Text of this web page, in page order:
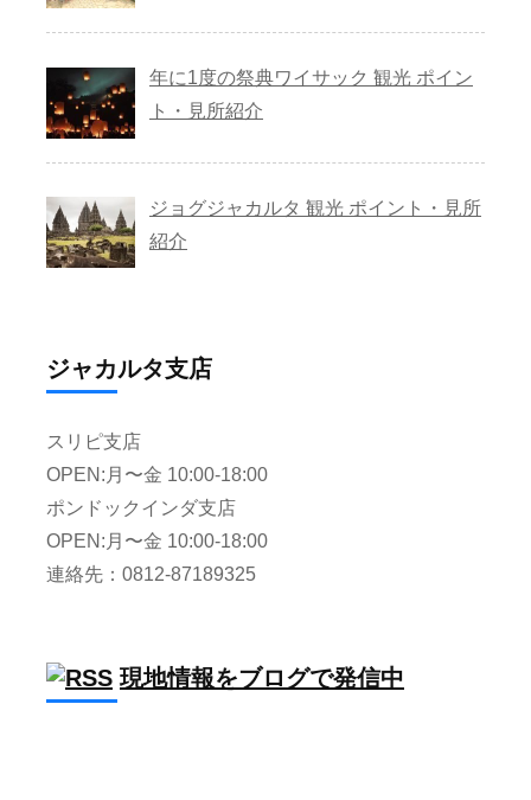
年に1度の祭典ワイサック 観光 ポイン
ト・見所紹介
ジョグジャカルタ 観光 ポイント・見所
紹介
ジャカルタ支店
スリピ支店
OPEN:月〜金 10:00-18:00
ポンドックインダ支店
OPEN:月〜金 10:00-18:00
連絡先：0812-87189325
現地情報をブログで発信中